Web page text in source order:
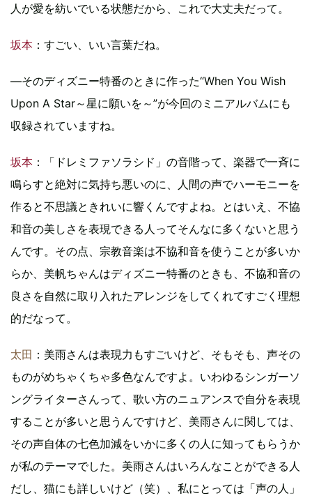
人が愛を紡いでいる状態だから、これで大丈夫だって。
坂本 ：すごい、いい言葉だね。
―そのディズニー特番のときに作った“When You Wish
Upon A Star～星に願いを～”が今回のミニアルバムにも
収録されていますね。
坂本 ：「ドレミファソラシド」の音階って、楽器で一斉に
鳴らすと絶対に気持ち悪いのに、人間の声でハーモニーを
作ると不思議ときれいに響くんですよね。とはいえ、不協
和音の美しさを表現できる人ってそんなに多くないと思う
んです。その点、宗教音楽は不協和音を使うことが多いか
らか、美帆ちゃんはディズニー特番のときも、不協和音の
良さを自然に取り入れたアレンジをしてくれてすごく理想
的だなって。
太田 ：美雨さんは表現力もすごいけど、そもそも、声その
ものがめちゃくちゃ多色なんですよ。いわゆるシンガーソ
ングライターさんって、歌い方のニュアンスで自分を表現
することが多いと思うんですけど、美雨さんに関しては、
その声自体の七色加減をいかに多くの人に知ってもらうか
が私のテーマでした。美雨さんはいろんなことができる人
だし、猫にも詳しいけど（笑）、私にとっては「声の人」